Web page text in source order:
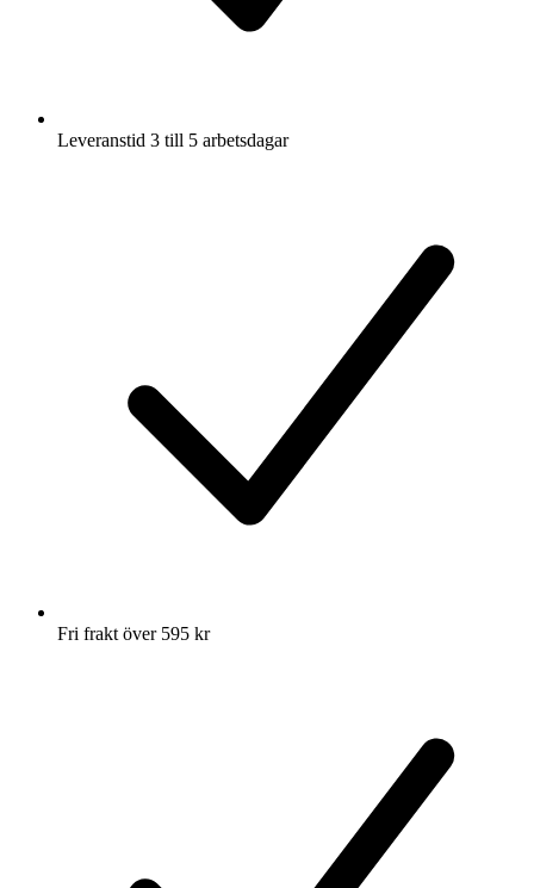
Leveranstid 3 till 5 arbetsdagar
Fri frakt över 595 kr